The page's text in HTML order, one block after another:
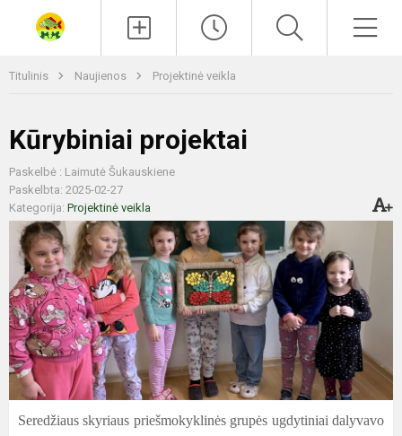
Titulinis Naujienos Projektinė veikla
Kūrybiniai projektai
Paskelbė : Laimutė Šukauskiene
Paskelbta: 2025-02-27
Kategorija: Projektinė veikla
Seredžiaus skyriaus priešmokyklinės grupės ugdytiniai dalyvavo